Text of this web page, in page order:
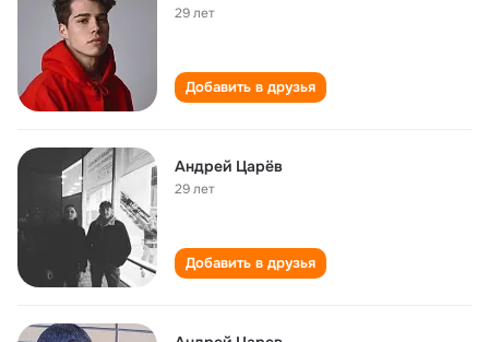
29 лет
Добавить в друзья
Андрей Царёв
29 лет
Добавить в друзья